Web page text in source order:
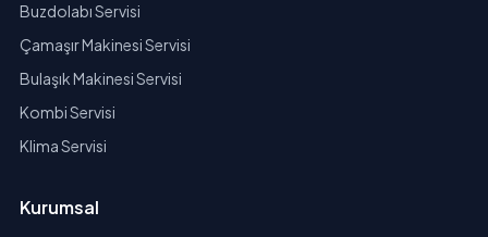
Buzdolabı Servisi
Çamaşır Makinesi Servisi
Bulaşık Makinesi Servisi
Kombi Servisi
Klima Servisi
Kurumsal